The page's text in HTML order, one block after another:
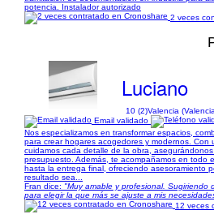
potencia. Instalador autorizado
2 veces
Luciano
10 (2)Valencia
Email validado
Nos especializamos en transformar espacios,
para crear hogares acogedores y modernos. Con
cuidamos cada detalle de la obra,
presupuesto. Además, te acompañamos en todo
hasta la entrega final, ofreciendo asesoramiento
resultado sea...
Fran dice: "Muy amable y profesional. Sugiriendo
para elegir la que más se ajuste a mis
12 veces